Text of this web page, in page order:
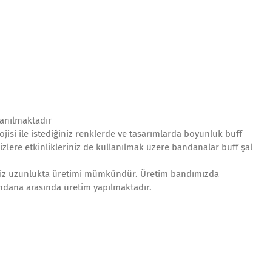
ile istediğiniz renklerde ve tasarımlarda boyunluk buff
etkinlikleriniz de kullanılmak üzere bandanalar buff şal
uzunlukta üretimi mümkündür. Üretim bandımızda
arasında üretim yapılmaktadır.